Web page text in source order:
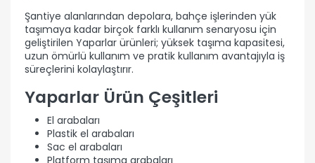
Şantiye alanlarından depolara, bahçe işlerinden yük
taşımaya kadar birçok farklı kullanım senaryosu için
geliştirilen Yaparlar ürünleri; yüksek taşıma kapasitesi,
uzun ömürlü kullanım ve pratik kullanım avantajıyla iş
süreçlerini kolaylaştırır.
Yaparlar Ürün Çeşitleri
El arabaları
Plastik el arabaları
Sac el arabaları